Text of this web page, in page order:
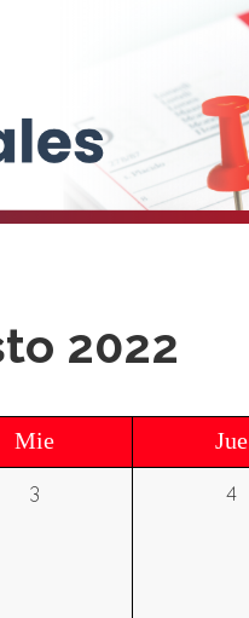
2022
Mie Jue
3 4